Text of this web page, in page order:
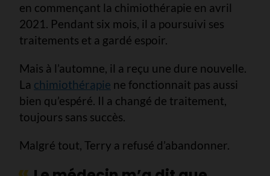
en commençant la chimiothérapie en avril
2021. Pendant six mois, il a poursuivi ses
traitements et a gardé espoir.
Mais à l’automne, il a reçu une dure nouvelle.
La chimiothérapie ne fonctionnait pas aussi
bien qu’espéré. Il a changé de traitement,
toujours sans succès.
Malgré tout, Terry a refusé d’abandonner.